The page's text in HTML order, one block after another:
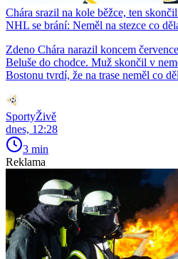
Chára srazil na kole běžce, ten
NHL se brání: Neměl na stezce co
Zdeno Chára narazil koncem
Beluše do chodce. Muž skončil v
Bostonu tvrdí, že na trase neměl co
SportyŽivě
dnes, 12:28
3 min
Reklama